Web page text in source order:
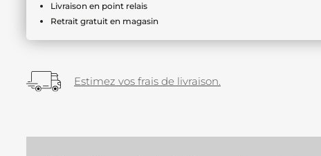
Livraison en point relais
Retrait gratuit en magasin
Estimez vos frais de livraison.